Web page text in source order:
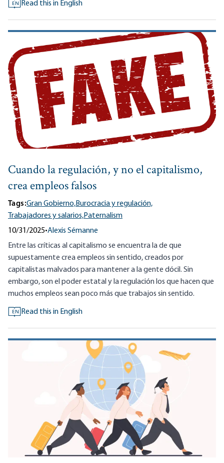
EN Read this in English
Cuando la regulación, y no el capitalismo,
crea empleos falsos
Tags:Gran Gobierno,Burocracia y regulación,
Trabajadores y salarios,Paternalism
10/31/2025•Alexis Sémanne
Entre las críticas al capitalismo se encuentra la de que
supuestamente crea empleos sin sentido, creados por
capitalistas malvados para mantener a la gente dócil. Sin
embargo, son el poder estatal y la regulación los que hacen que
muchos empleos sean poco más que trabajos sin sentido.
EN Read this in English